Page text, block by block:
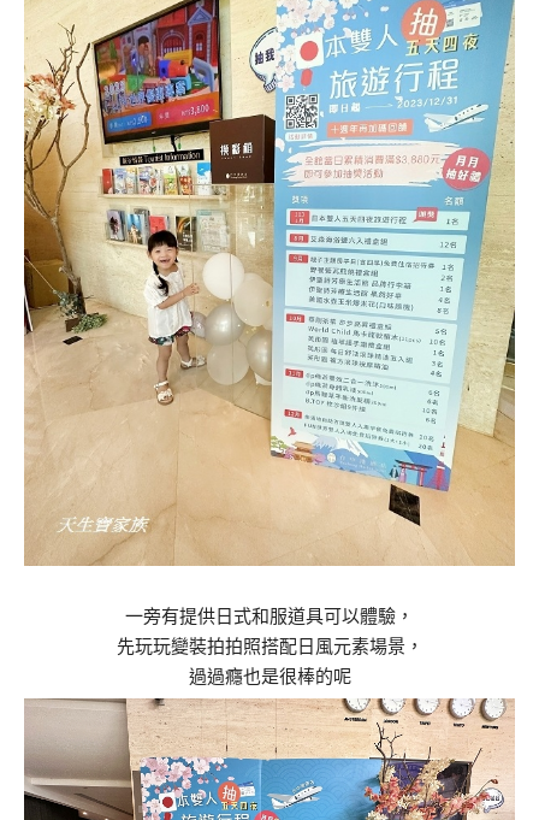
一旁有提供日式和服道具可以體驗，
先玩玩變裝拍拍照搭配日風元素場景，
過過癮也是很棒的呢